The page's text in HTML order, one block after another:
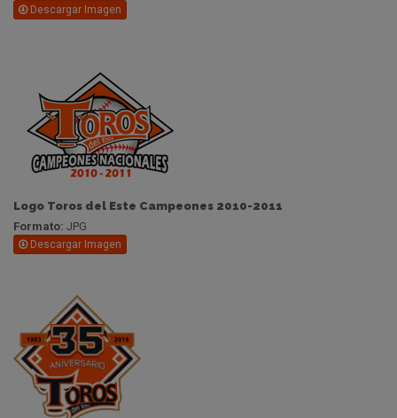
Descargar Imagen
Logo Toros del Este Campeones 2010-2011
Formato: JPG
Descargar Imagen